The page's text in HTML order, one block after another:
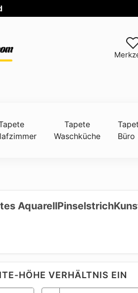
Tapete
Waschküche
Büro
HÖHE VERHÄLTNIS EIN